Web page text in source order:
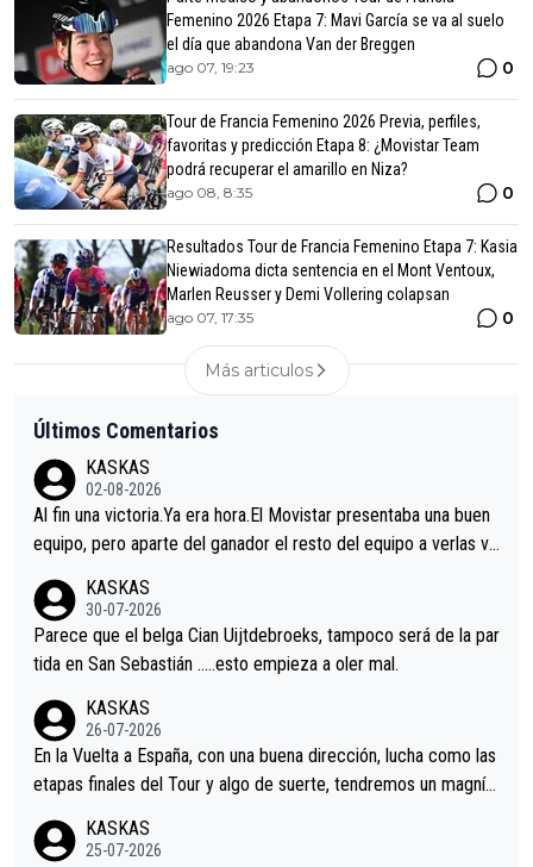
Femenino 2026 Etapa 7: Mavi García se va al suelo
el día que abandona Van der Breggen
ago 07, 19:23 0
Tour de Francia Femenino 2026 Previa, perfiles,
favoritas y predicción Etapa 8: ¿Movistar Team
podrá recuperar el amarillo en Niza?
ago 08, 8:35 0
Resultados Tour de Francia Femenino Etapa 7: Kasia
Niewiadoma dicta sentencia en el Mont Ventoux,
Marlen Reusser y Demi Vollering colapsan
ago 07, 17:35 0
Más articulos
Últimos Comentarios
KASKAS
02-08-2026
Al fin una victoria.Ya era hora.El Movistar presentaba una buen
equipo, pero aparte del ganador el resto del equipo a verlas ve
s.La única buena noticia es la mejoría de Enric Más en San Seb
astian.Si en la Vuelta a Burgos sigue la mejoría, podríamos ten
er alguna sorpresa en la Vuelta.Ojalá.
KASKAS
30-07-2026
Parece que el belga Cian Uijtdebroeks, tampoco será de la par
tida en San Sebastián …..esto empieza a oler mal.
KASKAS
26-07-2026
En la Vuelta a España, con una buena dirección, lucha como las
etapas finales del Tour y algo de suerte, tendremos un magnífi
KASKAS
25-07-2026